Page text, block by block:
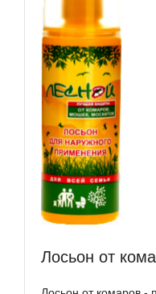
Лосьон от